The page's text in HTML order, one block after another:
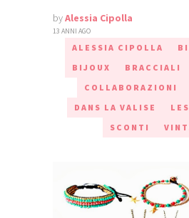
byAlessia Cipolla
13 ANNI AGO
ALESSIA CIPOLLA
BIJOUX
BRACCIALI
COLLABORAZIONI
DANS LA VALISE
SCONTI